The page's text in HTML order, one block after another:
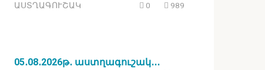
ԱՍՏՂԱԳՈՒՇԱԿ 0 989
05․08․2026թ․ աստղագուշակ․․․